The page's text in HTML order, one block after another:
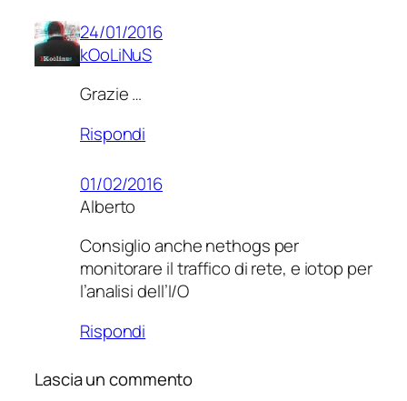
24/01/2016
kOoLiNuS
Grazie …
Rispondi
01/02/2016
Alberto
Consiglio anche nethogs per
monitorare il traffico di rete, e iotop per
l’analisi dell’I/O
Rispondi
Lascia un commento